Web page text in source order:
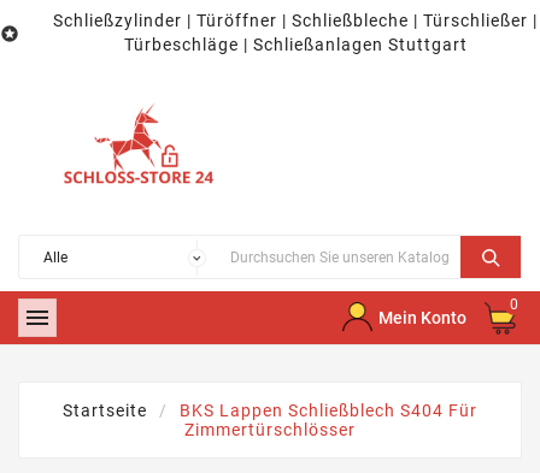

Schließzylinder | Türöffner | Schließbleche | Türschließer |
Türbeschläge | Schließanlagen Stuttgart
 Mein Konto
0
Startseite
BKS Lappen Schließblech S404 Für
Zimmertürschlösser